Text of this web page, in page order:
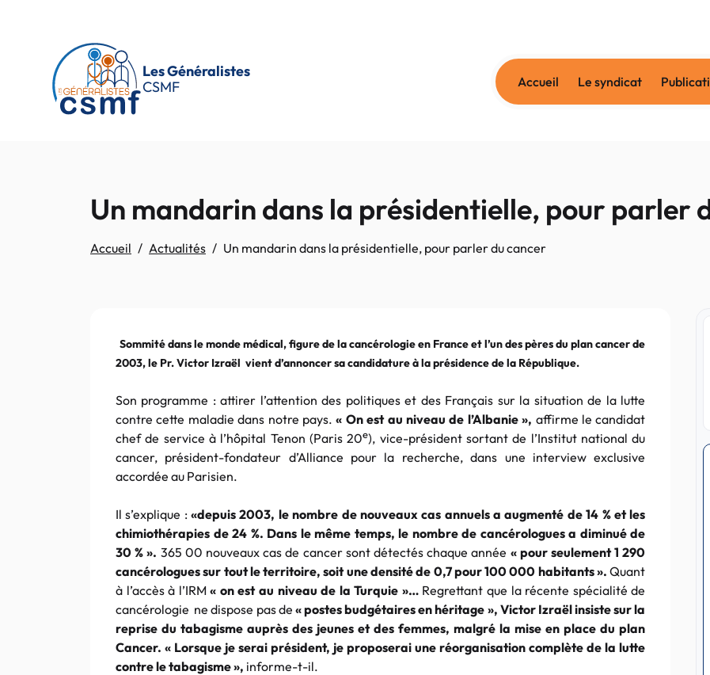
Les Généralistes
CSMF
Accueil Le syndicat
Un mandarin dans la présidentielle, pour parler
Accueil Actualités Un mandarin dans la présidentielle, pour parler du cancer
Sommité dans le monde médical, figure de la cancérologie en France et l’un des pères du plan cancer de
2003, le Pr. Victor Izraël vient d’annoncer sa candidature à la présidence de la République.
Son programme : attirer l’attention des politiques et des Français sur la situation de la lutte
contre cette maladie dans notre pays.« On est au niveau de l’Albanie », affirme le candidat
chef de service à l’hôpital Tenon (Paris 20e), vice-président sortant de l’Institut national du
cancer, président-fondateur d’Alliance pour la recherche, dans une interview exclusive
accordée au Parisien.
Il s’explique :«depuis 2003, le nombre de nouveaux cas annuels a augmenté de 14 % et les
chimiothérapies de 24 %. Dans le même temps, le nombre de cancérologues a diminué de
30 % ». 365 00 nouveaux cas de cancer sont détectés chaque année « pour seulement 1 290
cancérologues sur tout le territoire, soit une densité de 0,7 pour 100 000 habitants ».Quant
à l’accès à l’IRM« on est au niveau de la Turquie »… Regrettant que la récente spécialité de
cancérologie ne dispose pas de « postes budgétaires en héritage », Victor Izraël insiste sur la
reprise du tabagisme auprès des jeunes et des femmes, malgré la mise en place du plan
Cancer. « Lorsque je serai président, je proposerai une réorganisation complète de la lutte
contre le tabagisme », informe-t-il.